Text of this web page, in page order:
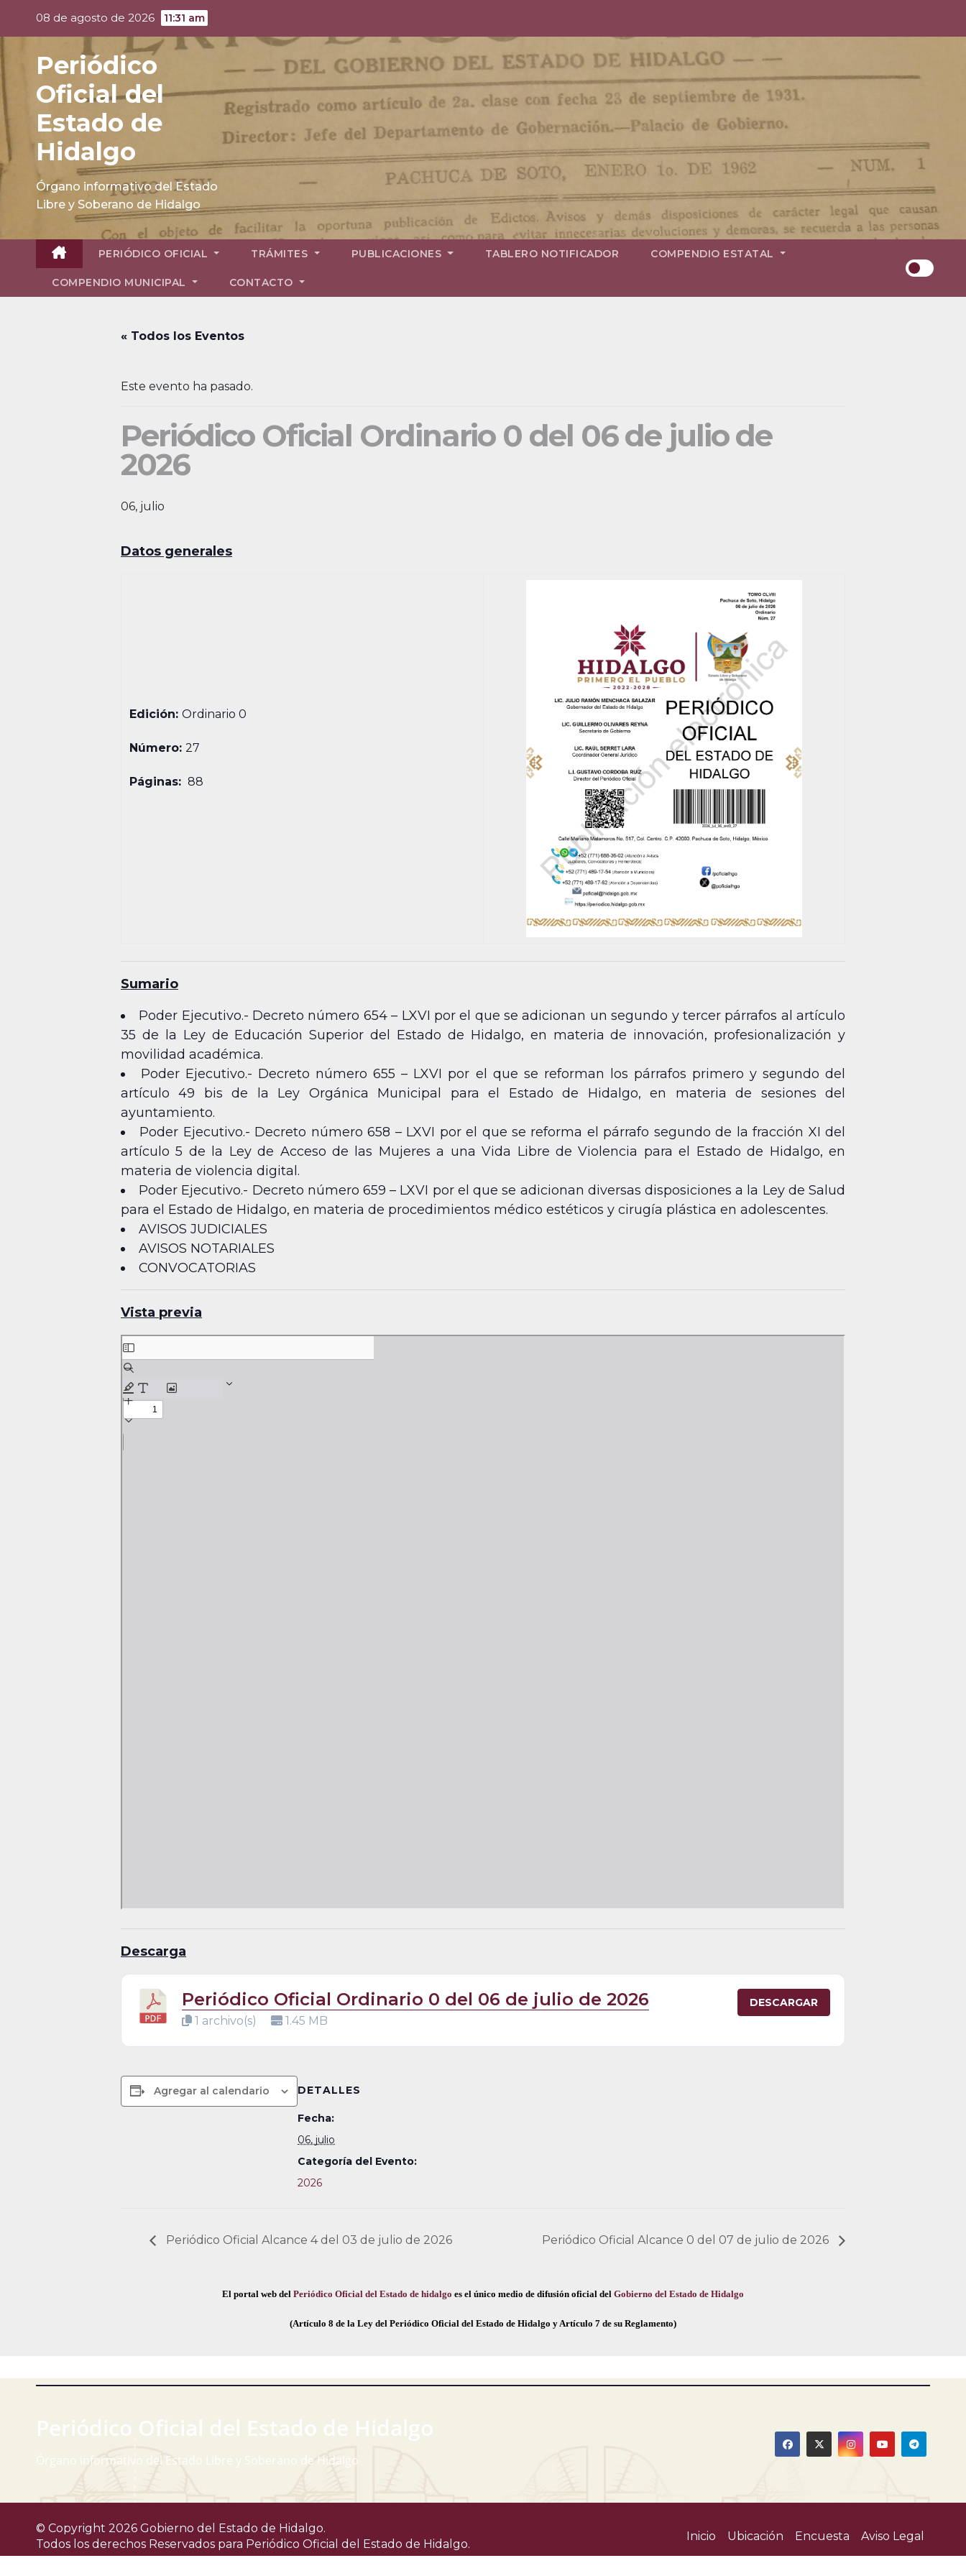
08 de agosto de 2026 11:31 am
Periódico
Oficial del
Estado de
Hidalgo
Órgano informativo del Estado
Libre y Soberano de Hidalgo
PERIÓDICO OFICIAL TRÁMITES PUBLICACIONES TABLERO NOTIFICADOR COMPENDIO ESTATAL
COMPENDIO MUNICIPAL CONTACTO
« Todos los Eventos
Este evento ha pasado.
Periódico Oficial Ordinario 0 del 06 de julio de
2026
06, julio
Datos generales
Edición:Ordinario 0
Número:27
Páginas: 88
Sumario
Poder Ejecutivo.- Decreto número 654 – LXVI por el que se adicionan un segundo y tercer párrafos al artículo
35 de la Ley de Educación Superior del Estado de Hidalgo, en materia de innovación, profesionalización y
movilidad académica.
Poder Ejecutivo.- Decreto número 655 – LXVI por el que se reforman los párrafos primero y segundo del
artículo 49 bis de la Ley Orgánica Municipal para el Estado de Hidalgo, en materia de sesiones del
ayuntamiento.
Poder Ejecutivo.- Decreto número 658 – LXVI por el que se reforma el párrafo segundo de la fracción XI del
artículo 5 de la Ley de Acceso de las Mujeres a una Vida Libre de Violencia para el Estado de Hidalgo, en
materia de violencia digital.
Poder Ejecutivo.- Decreto número 659 – LXVI por el que se adicionan diversas disposiciones a la Ley de Salud
para el Estado de Hidalgo, en materia de procedimientos médico estéticos y cirugía plástica en adolescentes.
AVISOS JUDICIALES
AVISOS NOTARIALES
CONVOCATORIAS
Vista previa
Skip
to
PDF
content
Descarga
Periódico Oficial Ordinario 0 del 06 de julio de 2026
1 archivo(s) 1.45 MB
DESCARGAR
Agregar al calendario DETALLES
Fecha:
06, julio
Categoría del Evento:
2026
Periódico Oficial Alcance 4 del 03 de julio de 2026 Periódico Oficial Alcance 0 del 07 de julio de 2026
El portal web del Periódico Oficial del Estado de hidalgo es el único medio de difusión oficial del Gobierno del Estado de Hidalgo
(Artículo 8 de la Ley del Periódico Oficial del Estado de Hidalgo y Artículo 7 de su Reglamento)
Periódico Oficial del Estado de Hidalgo
Órgano informativo del Estado Libre y Soberano de Hidalgo
© Copyright 2026 Gobierno del Estado de Hidalgo.
Todos los derechos Reservados para Periódico Oficial del Estado de Hidalgo.
Inicio Ubicación Encuesta Aviso Legal